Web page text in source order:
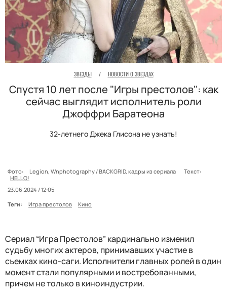
ЗВЕЗДЫ / НОВОСТИ О ЗВЕЗДАХ
Спустя 10 лет после "Игры престолов": как
сейчас выглядит исполнитель роли
Джоффри Баратеона
32-летнего Джека Глисона не узнать!
Фото: Legion, Wnphotography / BACKGRID, кадры из сериала
Текст:
HELLO!
23.06.2024 / 12:05
Теги:
Игра престолов Кино
Сериал “Игра Престолов” кардинально изменил
судьбу многих актеров, принимавших участие в
съемках кино-саги. Исполнители главных ролей в один
момент стали популярными и востребованными,
причем не только в киноиндустрии.